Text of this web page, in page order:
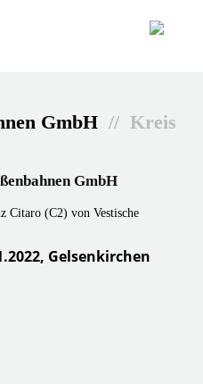
GmbH // Kreis
GmbH
Gelsenkirchen